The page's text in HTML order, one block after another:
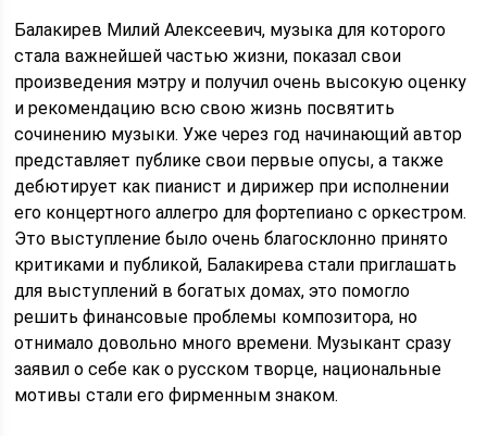
Балакирев Милий Алексеевич, музыка для которого
стала важнейшей частью жизни, показал свои
произведения мэтру и получил очень высокую оценку
и рекомендацию всю свою жизнь посвятить
сочинению музыки. Уже через год начинающий автор
представляет публике свои первые опусы, а также
дебютирует как пианист и дирижер при исполнении
его концертного аллегро для фортепиано с оркестром.
Это выступление было очень благосклонно принято
критиками и публикой, Балакирева стали приглашать
для выступлений в богатых домах, это помогло
решить финансовые проблемы композитора, но
отнимало довольно много времени. Музыкант сразу
заявил о себе как о русском творце, национальные
мотивы стали его фирменным знаком.